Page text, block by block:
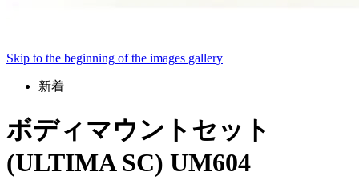
Skip to the beginning of the images gallery
新着
ボディマウントセット
(ULTIMA SC) UM604